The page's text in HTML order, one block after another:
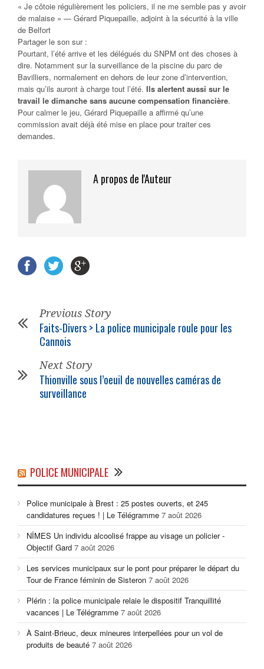
« Je côtoie régulièrement les policiers, il ne me semble pas y avoir
de malaise » — Gérard Piquepaille, adjoint à la sécurité à la ville
de Belfort
Partager le son sur :
Pourtant, l’été arrive et les délégués du SNPM ont des choses à
dire. Notamment sur la surveillance de la piscine du parc de
Bavilliers, normalement en dehors de leur zone d’intervention,
mais qu’ils auront à charge tout l’été. Ils alertent aussi sur le
travail le dimanche sans aucune compensation financière.
Pour calmer le jeu, Gérard Piquepaille a affirmé qu’une
commission avait déjà été mise en place pour traiter ces
demandes.
A propos de l'Auteur
Previous Story
Faits-Divers > La police municipale roule pour les
Cannois
Next Story
Thionville sous l’oeuil de nouvelles caméras de
surveillance
POLICE MUNICIPALE
Police municipale à Brest : 25 postes ouverts, et 245
candidatures reçues ! | Le Télégramme 7 août 2026
NÎMES Un individu alcoolisé frappe au visage un policier -
Objectif Gard 7 août 2026
Les services municipaux sur le pont pour préparer le départ du
Tour de France féminin de Sisteron 7 août 2026
Plérin : la police municipale relaie le dispositif Tranquillité
vacances | Le Télégramme 7 août 2026
À Saint-Brieuc, deux mineures interpellées pour un vol de
produits de beauté 7 août 2026